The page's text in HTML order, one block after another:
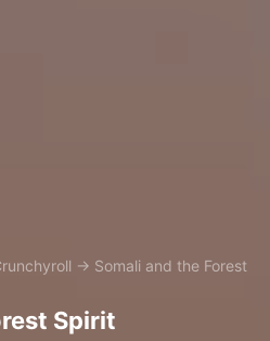
→ Somali and the Forest
Spirit